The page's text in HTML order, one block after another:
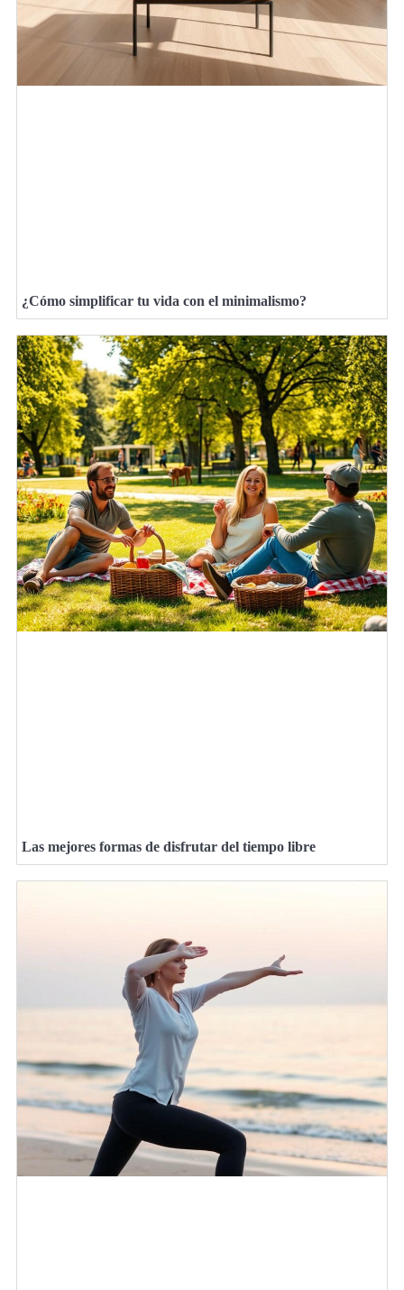
¿Cómo simplificar tu vida con el minimalismo?
Las mejores formas de disfrutar del tiempo libre